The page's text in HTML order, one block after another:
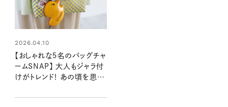
2026.04.10
【おしゃれな５名のバッグチャ
ームSNAP】 大人もジャラ付
けがトレンド！ あの頃を思い